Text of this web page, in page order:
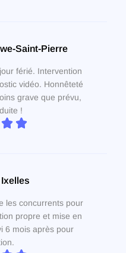
Saint-Pierre
férié. Intervention
vidéo. Honnêteté
grave que prévu,
!
Ixelles
les concurrents pour
propre et mise en
6 mois après pour